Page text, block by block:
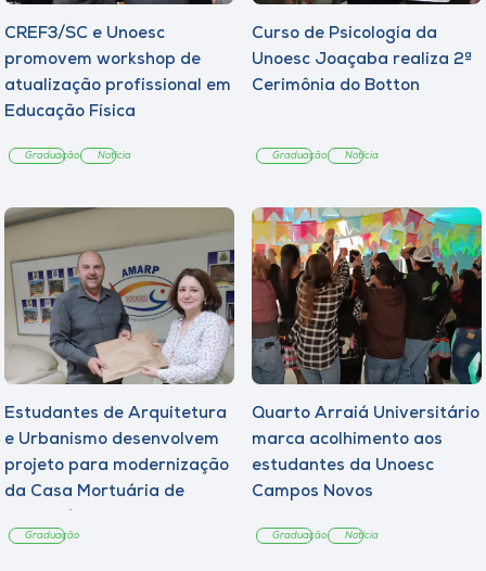
CREF3/SC e Unoesc
promovem workshop de
atualização profissional em
Educação Física
Graduação Notícia
Curso de Psicologia da
Unoesc Joaçaba realiza 2ª
Cerimônia do Botton
Graduação Notícia
Estudantes de Arquitetura
e Urbanismo desenvolvem
projeto para modernização
da Casa Mortuária de
Graduação
Quarto Arraiá Universitário
marca acolhimento aos
estudantes da Unoesc
Campos Novos
Graduação Notícia